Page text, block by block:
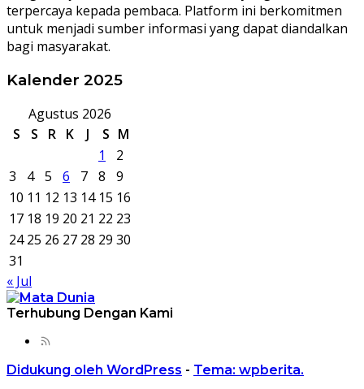
terpercaya kepada pembaca. Platform ini berkomitmen
untuk menjadi sumber informasi yang dapat diandalkan
bagi masyarakat.
Kalender 2025
Agustus 2026
S
S R K J S M
1
2
3
4 5 6 7 8
9
10 11 12 13 14 15 16
17 18 19 20 21 22 23
24 25 26 27 28 29 30
31
« Jul
Terhubung Dengan Kami
Didukung oleh WordPress - Tema: wpberita.